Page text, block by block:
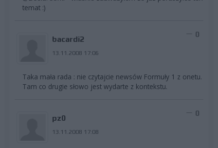
temat :)
bacardi2
13.11.2008 17:06
0
Taka mała rada : nie czytajcie newsów Formuły 1 z onetu.
Tam co drugie słowo jest wydarte z kontekstu.
pz0
13.11.2008 17:08
0